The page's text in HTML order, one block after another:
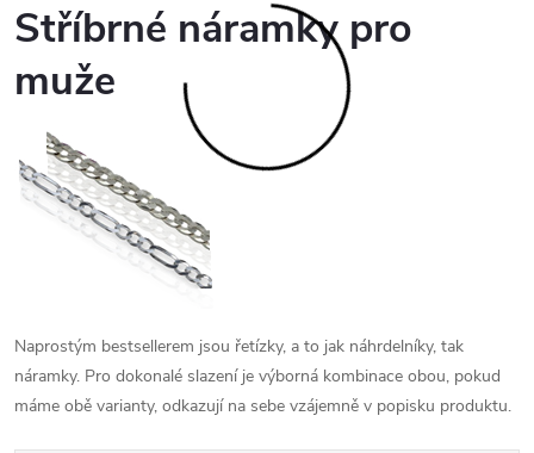
Stříbrné náramky pro
muže
Naprostým bestsellerem jsou řetízky, a to jak náhrdelníky, tak
náramky. Pro dokonalé slazení je výborná kombinace obou, pokud
máme obě varianty, odkazují na sebe vzájemně v popisku produktu.